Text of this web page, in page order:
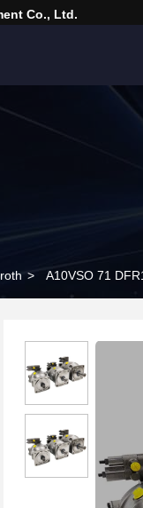
Co., Ltd.
> A10VSO 71